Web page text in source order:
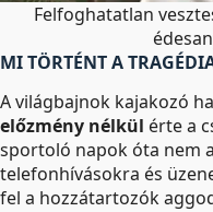
Felfoghatatlan
MI TÖRTÉNT A
A világbajnok kajakozó
előzmény nélkül érte a
sportoló napok óta nem
telefonhívásokra és
fel a hozzátartozók